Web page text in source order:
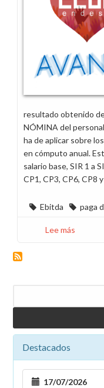
Marco
resultado obtenido
NÓMINA del
ha de aplicar sobre
en cómputo anual.
salario base, SIR 1 a
CP1, CP3, CP6, CP8
Ebitda paga
Lee más
paga
Destacados
17/07/2026